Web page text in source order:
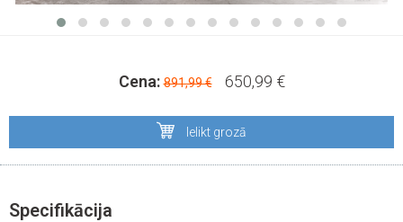
Cena:891,99 € 650,99 €
Ielikt grozā
Specifikācija